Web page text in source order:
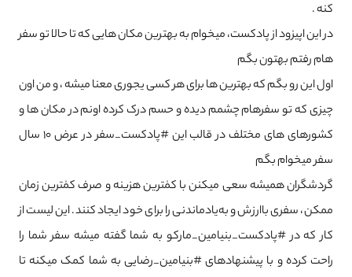
کنه .
در این اپیزود از پادکست، میخوام به بهترین مکان هایی که تا حالا تو سفر
هام رفتم بهتون بگم
اول این رو بگم که بهترین ها برای هر کسی یجوری معنا میشه ، و من اون‌
چیزی که تو سفرهام چشمم دیده و‌ حسم درک کرده اونم در مکان ها و
کشورهای های مختلف در قالب این #پادکست_سفر در عرض ۱۰ سال
سفر میخوام بگم
گردشگران همیشه سعی میکنن با کمٰترین هزینه و صرف کمٰترین زمان
ممکن، سفری باارزش و به‌یادماندنی را برای خود ایجاد کنند. این لیست از
کار که در #پادکست_بنیامین_مارکو به شما گفته میشه سفر شما را
راحت کرده و با پیشنهادهای #بنیامین_رضایی به شما کمک میکنه تا